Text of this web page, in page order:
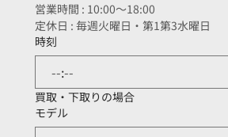
営業時間 : 10:00～18:00
定休日 : 毎週火曜日・第1第3水曜日
時刻
:
買取・下取りの場合
モデル